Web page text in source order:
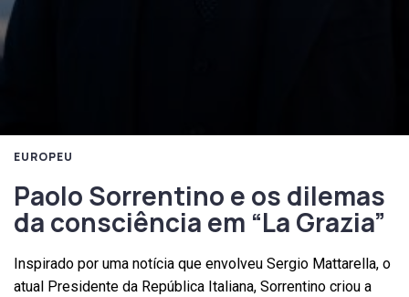
EUROPEU
Paolo Sorrentino e os dilemas
da consciência em “La Grazia”
Inspirado por uma notícia que envolveu Sergio Mattarella, o
atual Presidente da República Italiana, Sorrentino criou a